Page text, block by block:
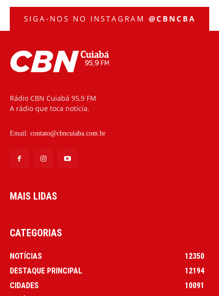
SIGA-NOS NO INSTAGRAM @CBNCBA
Rádio CBN Cuiabá 95,9 FM
A rádio que toca notícia.
Email: contato@cbncuiaba.com.br
MAIS LIDAS
CATEGORIAS
NOTÍCIAS
12350
DESTAQUE PRINCIPAL
12194
CIDADES
10091